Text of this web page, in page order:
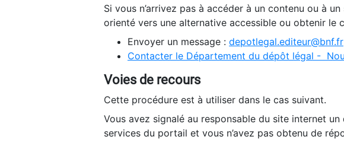
Si vous n’arrivez pas à accéder à un contenu ou à
orienté vers une alternative accessible ou obtenir le
Envoyer un message : depotlegal.editeur@bnf.fr
Contacter le Département du dépôt légal -
Voies de recours
Cette procédure est à utiliser dans le cas suivant.
Vous avez signalé au responsable du site internet
services du portail et vous n’avez pas obtenu de